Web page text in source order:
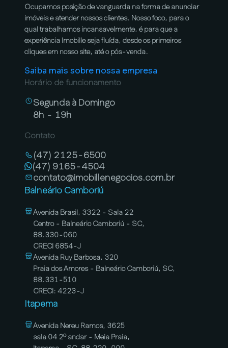
Ocupamos posição de vanguarda na forma de anunciar
imóveis e atender nossos clientes. Nosso foco, para o
qual trabalhamos incansavelmente, é para que a
experiência Imobille seja fluída, desde os primeiros
cliques em nosso site, até o pós-venda.
Saiba mais sobre nossa empresa
Horário de funcionamento
Segunda à Domingo
8h - 19h
Contato
(47) 2125-6500
(47) 9165-4504
contato@imobillenegocios.com.br
Balneário Camboriú
Avenida Brasil, 3322 - Sala 22
Centro - Balneário Camboriú - SC,
88.330-060
CRECI 6854-J
Avenida Ruy Barbosa, 320
Praia dos Amores - Balneário Camboriú, SC,
88.331-510
CRECI: 4223-J
Itapema
Avenida Nereu Ramos, 3625
sala 04 2º andar - Meia Praia,